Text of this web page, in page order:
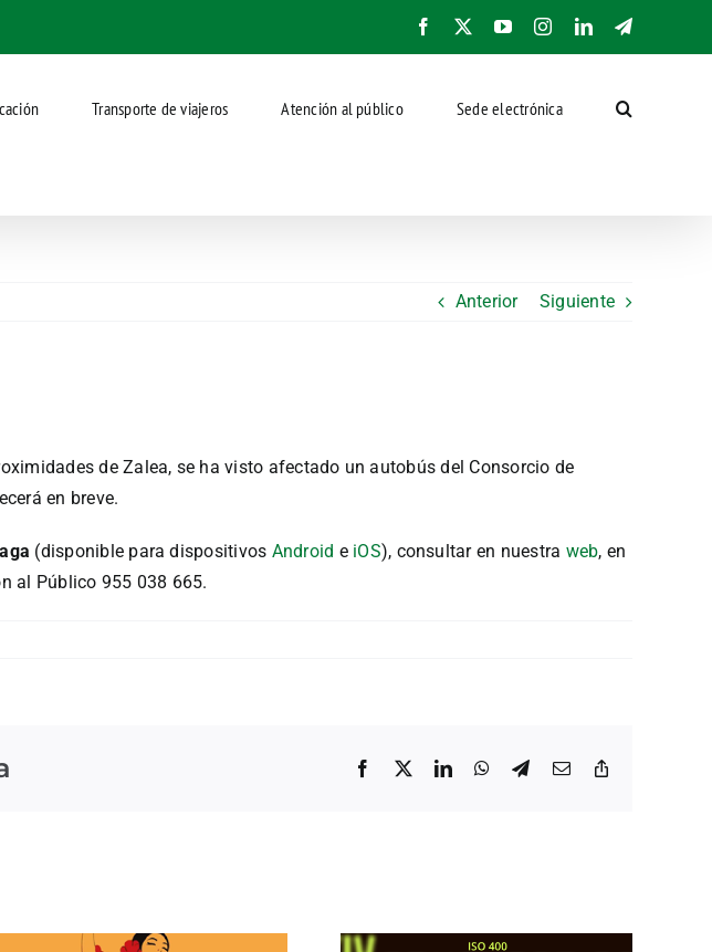
Facebook YouTubeInstagramLinkedInTelegram
Transporte de viajeros Atención al público Sede electrónica
Anterior Siguiente
de Zalea, se ha visto afectado un autobús del Consorcio de
en breve.
(disponible para dispositivos Android e iOS), consultar en nuestra web, en
al Público 955 038 665.
Facebook
X LinkedInWhatsApp
Telegram
Correo